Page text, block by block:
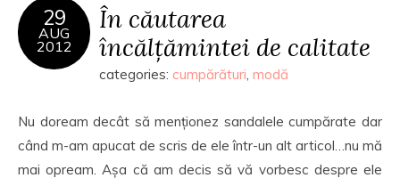
29
AUG
2012
În căutarea
încălțămintei de calitate
categories: cumpărături, modă
Nu doream decât să menționez sandalele cumpărate dar
când m-am apucat de scris de ele într-un alt articol…nu mă
mai opream. Așa că am decis să vă vorbesc despre ele